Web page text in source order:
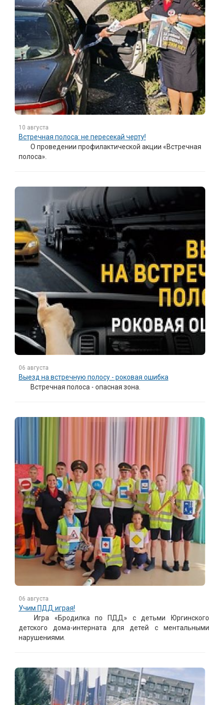
10 августа
Встречная полоса: не пересекай черту!
О проведении профилактической акции «Встречная
полоса».
06 августа
Выезд на встречную полосу - роковая ошибка
Встречная полоса - опасная зона.
06 августа
Учим ПДД играя!
Игра «Бродилка по ПДД» с детьми Юргинского
детского дома-интерната для детей с ментальными
нарушениями.